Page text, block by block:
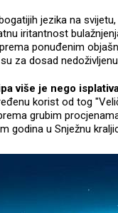
jezika na
iritantnost
ponuđenim
za dosad
više je nego
korist od tog
grubim
godina u Snježnu